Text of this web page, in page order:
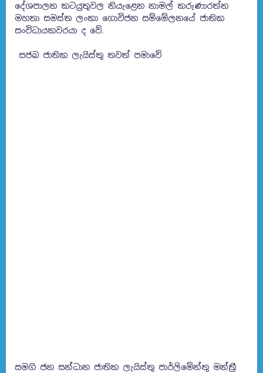
දේශපාලන කටයුතුවල නියැළෙන නාමල් කරුණාරත්න
මහතා සමස්ත ලංකා ගොවිජන සම්මේලනයේ ජාතික
සංවිධායකවරයා ද වේ.
සජබ ජාතික ලැයිස්තු තවත් පමාවේ
සමගි ජන සන්ධාන ජාතික ලැයිස්තු පාර්ලිමේන්තු මන්ත්‍රී